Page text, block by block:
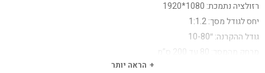
רזולציה נתמכת: 1080*1920
יחס לגודל מסך: 1:1.2
גודל ההקרנה: 10-80″
הראה יותר